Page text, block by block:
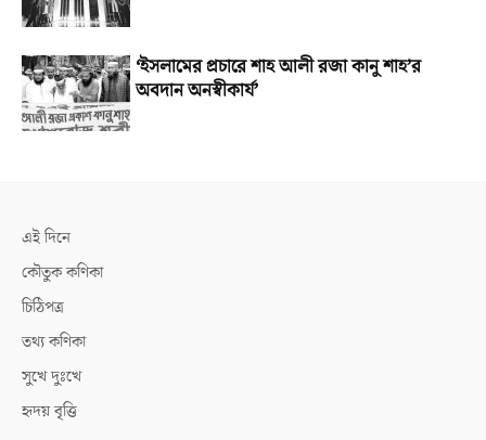
‘ইসলামের প্রচারে শাহ আলী রজা কানু শাহ’র
অবদান অনস্বীকার্য’
এই দিনে
কৌতুক কণিকা
চিঠিপত্র
তথ্য কণিকা
সুখে দুঃখে
হৃদয় বৃত্তি